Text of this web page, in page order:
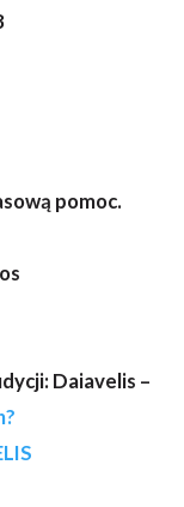
pomoc.
Daiavelis –